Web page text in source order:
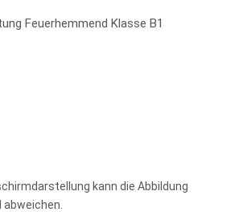
Feuerhemmend Klasse B1
kann die Abbildung
abweichen.